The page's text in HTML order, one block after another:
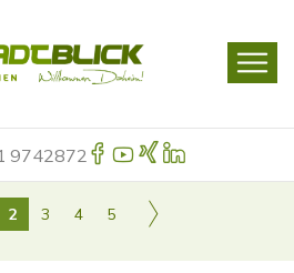
9742872
2 3 4 5